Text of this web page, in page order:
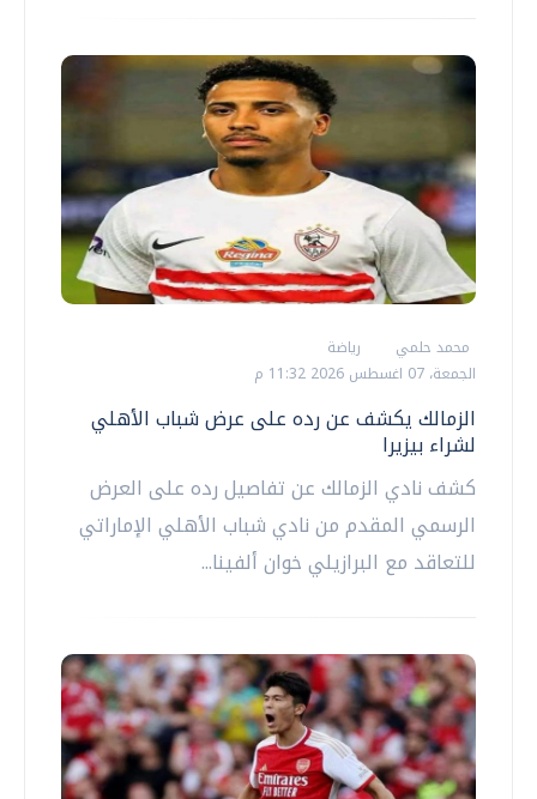
محمد حلمي
رياضة
الجمعة، 07 اغسطس 2026 11:32 م
الزمالك يكشف عن رده على عرض شباب الأهلي
لشراء بيزيرا
كشف نادي الزمالك عن تفاصيل رده على العرض
الرسمي المقدم من نادي شباب الأهلي الإماراتي
للتعاقد مع البرازيلي خوان ألفينا...